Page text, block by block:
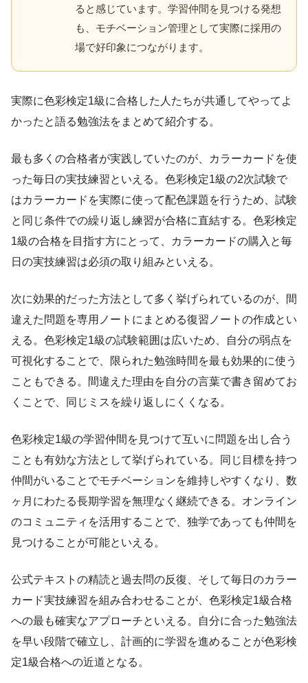
ると感じています。学習仲間を見つける発想
も、モチベーション管理として実際に採用の
場で好印象につながります。
実際に色彩検定1級に合格した人たちが共通してやってよ
かったと語る勉強法をまとめて紹介する。
最も多くの合格者が実践していたのが、カラーカードを使
った毎日の実技練習といえる。色彩検定1級の2次試験で
はカラーカードを実際に使って配色課題を行うため、試験
と同じ条件での繰り返し練習が合格に直結する。色彩検定
1級の合格を目指す方にとって、カラーカードの購入と毎
日の実技練習は必須の取り組みといえる。
次に効果的だった方法として多く挙げられているのが、間
違えた問題を専用ノートにまとめる復習ノートの作成とい
える。色彩検定1級の試験範囲は広いため、自分の弱点を
可視化することで、限られた勉強時間を最も効果的に使う
こともできる。間違えた理由を自分の言葉で書き留めてお
くことで、同じミスを繰り返しにくくなる。
色彩検定1級の学習仲間を見つけて互いに問題を出し合う
ことも有効な方法として挙げられている。同じ目標を持つ
仲間がいることでモチベーションを維持しやすくなり、数
ヶ月にわたる長期学習を無理なく継続できる。オンライン
のコミュニティを活用することで、独学であっても仲間を
見つけることが可能といえる。
公式テキストの精読と過去問の反復、そして毎日のカラー
カード実技練習を組み合わせることが、色彩検定1級合格
への最も確実なアプローチといえる。自分に合った勉強法
を早い段階で確立し、計画的に学習を進めることが色彩検
定1級合格への近道となる。